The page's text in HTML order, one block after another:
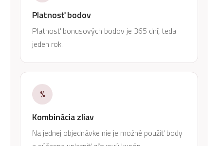
Platnosť bodov
Platnosť bonusových bodov je 365 dní, teda
jeden rok.
%
Kombinácia zliav
Na jednej objednávke nie je možné použiť body